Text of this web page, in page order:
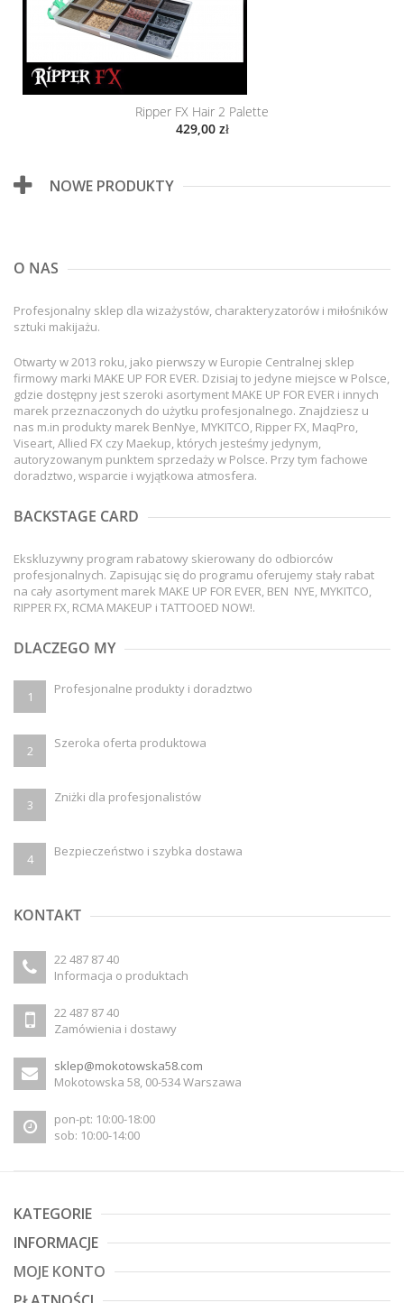
Ripper FX Hair 2 Palette
429,00 zł
NOWE PRODUKTY
O NAS
Profesjonalny sklep dla wizażystów, charakteryzatorów i miłośników
sztuki makijażu.
Otwarty w 2013 roku, jako pierwszy w Europie Centralnej sklep
firmowy marki MAKE UP FOR EVER. Dzisiaj to jedyne miejsce w Polsce,
gdzie dostępny jest szeroki asortyment MAKE UP FOR EVER i innych
marek przeznaczonych do użytku profesjonalnego. Znajdziesz u
nas m.in produkty marek BenNye, MYKITCO, Ripper FX, MaqPro,
Viseart, Allied FX czy Maekup, których jesteśmy jedynym,
autoryzowanym punktem sprzedaży w Polsce. Przy tym fachowe
doradztwo, wsparcie i wyjątkowa atmosfera.
BACKSTAGE CARD
Ekskluzywny program rabatowy skierowany do odbiorców
profesjonalnych. Zapisując się do programu oferujemy stały rabat
na cały asortyment marek MAKE UP FOR EVER, BEN NYE, MYKITCO,
RIPPER FX, RCMA MAKEUP i TATTOOED NOW!.
DLACZEGO MY
1 Profesjonalne produkty i doradztwo
2 Szeroka oferta produktowa
3 Zniżki dla profesjonalistów
4 Bezpieczeństwo i szybka dostawa
KONTAKT
22 487 87 40
Informacja o produktach
22 487 87 40
Zamówienia i dostawy
sklep@mokotowska58.com
Mokotowska 58, 00-534 Warszawa
pon-pt: 10:00-18:00
sob: 10:00-14:00
KATEGORIE
INFORMACJE
MOJE KONTO